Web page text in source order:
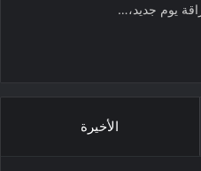
يوم جديد،…
الأخيرة